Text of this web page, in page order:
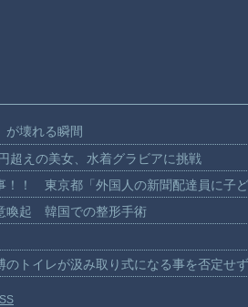
が壊れる瞬間
超えの美女、水着グラビアに挑戦
！ 東京都「外国人の新聞配達員に子
喚起 韓国での整形手術
のトイレが汲み取り式になる事を否定せ